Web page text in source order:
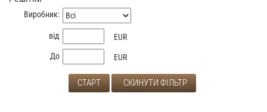
Виробник:
від
EUR
До
EUR
СКИНУТИ ФІЛЬТР